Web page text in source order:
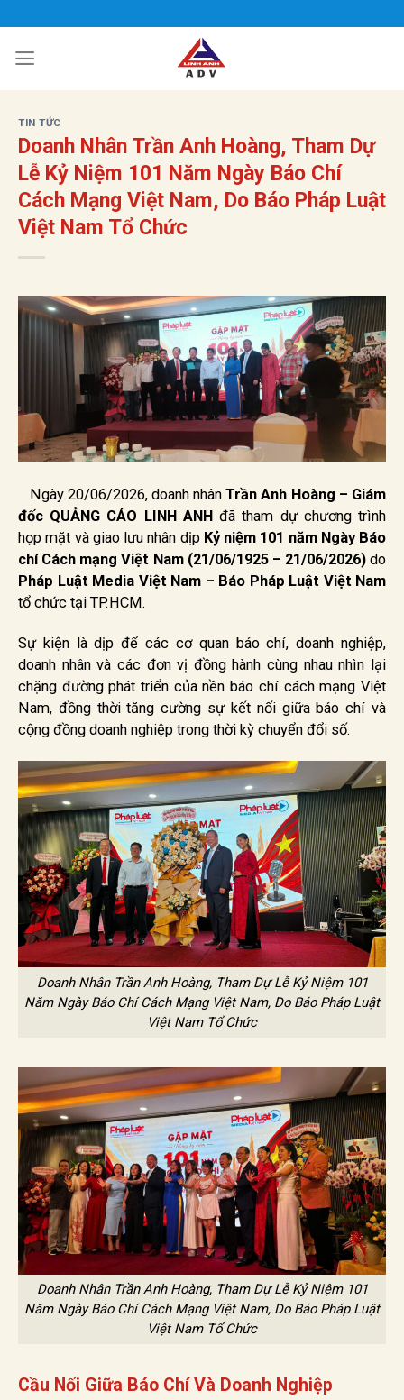
qua
nội
TIN TỨC
Doanh Nhân Trần Anh Hoàng, Tham Dự
Lễ Kỷ Niệm 101 Năm Ngày Báo Chí
Cách Mạng Việt Nam, Do Báo Pháp Luật
Việt Nam Tổ Chức
Ngày 20/06/2026, doanh nhânTrần Anh Hoàng – Giám
đốc QUẢNG CÁO LINH ANHđã tham dự chương trình
họp mặt và giao lưu nhân dịp Kỷ niệm 101 năm Ngày Báo
chí Cách mạng Việt Nam (21/06/1925 – 21/06/2026)do
Pháp Luật Media Việt Nam – Báo Pháp Luật Việt Nam
tổ chức tại TP.HCM.
Sự kiện là dịp để các cơ quan báo chí, doanh nghiệp,
doanh nhân và các đơn vị đồng hành cùng nhau nhìn lại
chặng đường phát triển của nền báo chí cách mạng Việt
Nam, đồng thời tăng cường sự kết nối giữa báo chí và
cộng đồng doanh nghiệp trong thời kỳ chuyển đổi số.
Doanh Nhân Trần Anh Hoàng, Tham Dự Lễ Kỷ Niệm 101
Năm Ngày Báo Chí Cách Mạng Việt Nam, Do Báo Pháp Luật
Việt Nam Tổ Chức
Doanh Nhân Trần Anh Hoàng, Tham Dự Lễ Kỷ Niệm 101
Năm Ngày Báo Chí Cách Mạng Việt Nam, Do Báo Pháp Luật
Việt Nam Tổ Chức
Cầu Nối Giữa Báo Chí Và Doanh Nghiệp